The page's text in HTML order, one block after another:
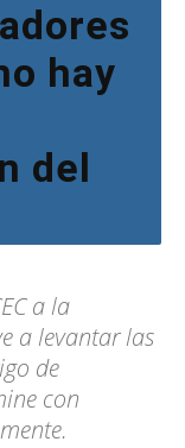
hay
del
a la
a levantar las
de
con